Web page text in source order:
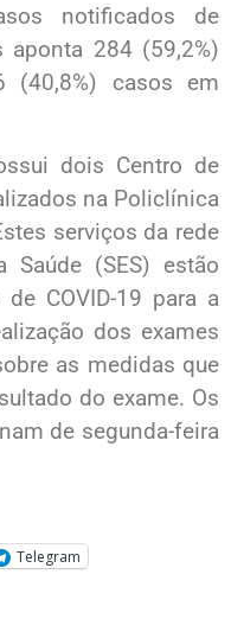
notificados de
aponta 284 (59,2%)
(40,8%) casos em
dois Centro de
na Policlínica
serviços da rede
Saúde (SES) estão
COVID-19 para a
dos exames
as medidas que
do exame. Os
de segunda-feira
Telegram